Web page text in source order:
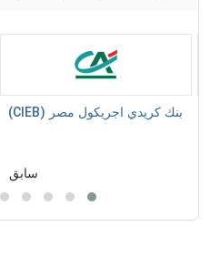
بنك كريدي اجريكول مصر (CIEB)
سابق